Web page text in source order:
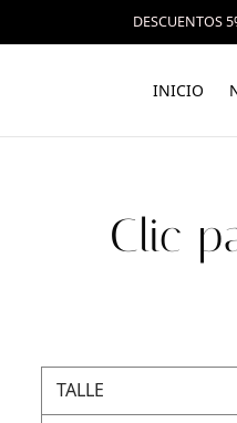
DESCUENTOS
INICIO
Clic
TALLE